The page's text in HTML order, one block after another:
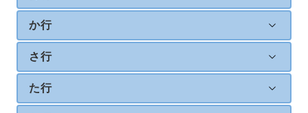
か行
さ行
た行